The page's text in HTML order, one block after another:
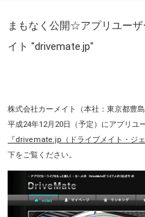
まもなく公開☆アプリユー
イト "drivemate.jp"
株式会社カーメイト（本社：東京都豊
平成24年12月20日（予定）にアプリユ
『drivemate.jp（ドライブメイト・ジェ
下をご覧ください。